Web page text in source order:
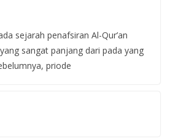
sejarah penafsiran Al-Qur’an
sangat panjang dari pada yang
priode